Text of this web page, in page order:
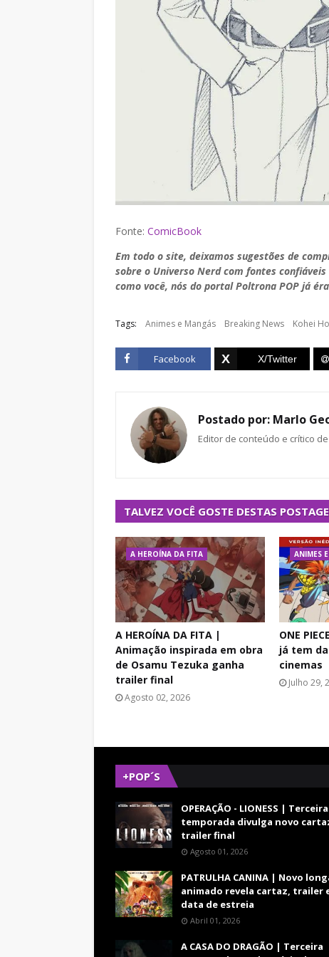
Fonte: ComicBook
Em todo o site, deixamos sugestões de
sobre o Universo Nerd com fontes
como você, nós do portal Poltrona POP já
Tags: Animes e Mangás Breaking News Kohei
Facebook
Postado por: Marlo
Editor de conteúdo e crítico
TALVEZ VOCÊ GOSTE DESTAS
A HEROÍNA DA FITA
A HEROÍNA DA FITA |
Animação inspirada em obra
de Osamu Tezuka ganha
trailer final
Agosto 02, 2026
ANIMES
ONE
já tem
cinemas
Julho 29,
+POP´S
OPERAÇÃO - LIONESS | Terceira
temporada divulga novo
trailer final
Agosto 01, 2026
PATRULHA CANINA | Novo
animado revela cartaz, trailer
data de estreia
Abril 01, 2026
A CASA DO DRAGÃO | Terceira